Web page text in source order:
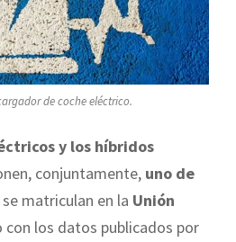
de coche eléctrico.
y los híbridos
conjuntamente, uno de
matriculan en la Unión
con los datos publicados por